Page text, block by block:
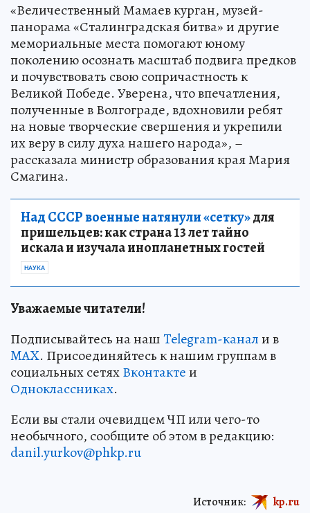
«Величественный Мамаев курган, музей-
панорама «Сталинградская битва» и другие
мемориальные места помогают юному
поколению осознать масштаб подвига предков
и почувствовать свою сопричастность к
Великой Победе. Уверена, что впечатления,
полученные в Волгограде, вдохновили ребят
на новые творческие свершения и укрепили
их веру в силу духа нашего народа», –
рассказала министр образования края Мария
Смагина.
Над СССР военные натянули «сетку»для
пришельцев: как страна 13 лет тайно
искала и изучала инопланетных гостей
НАУКА
Уважаемые читатели!
Подписывайтесь на нашTelegram-канали в
MAX. Присоединяйтесь к нашим группам в
социальных сетяхВконтактеи
Одноклассниках.
Если вы стали очевидцем ЧП или чего-то
необычного, сообщите об этом в редакцию:
danil.yurkov@phkp.ru
Источник: kp.ru